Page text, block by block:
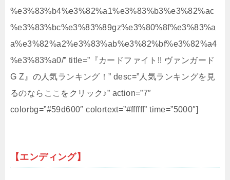
%e3%83%b4%e3%82%a1%e3%83%b3%e3%82%ac
%e3%83%bc%e3%83%89gz%e3%80%8f%e3%83%a
a%e3%82%a2%e3%83%ab%e3%82%bf%e3%82%a4
%e3%83%a0/” title=”『カードファイト!! ヴァンガード
G Z』の人気ランキング！” desc=”人気ランキングを見
るのならここをクリック♪” action=”7″
colorbg=”#59d600″ colortext=”#ffffff” time=”5000″]
【エンディング】